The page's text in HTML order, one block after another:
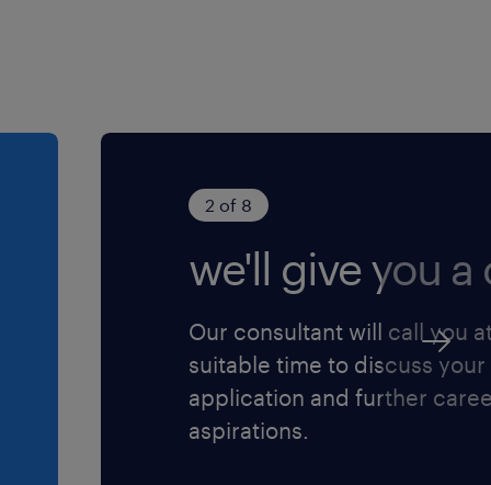
2 of 8
we'll give you a
Our consultant will call you
suitable time to discuss your
application and further
aspirations.